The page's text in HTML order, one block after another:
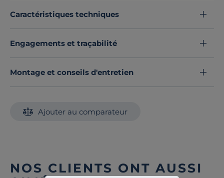
Caractéristiques techniques
Engagements et traçabilité
Montage et conseils d'entretien
Ajouter au comparateur
NOS CLIENTS ONT AUSSI